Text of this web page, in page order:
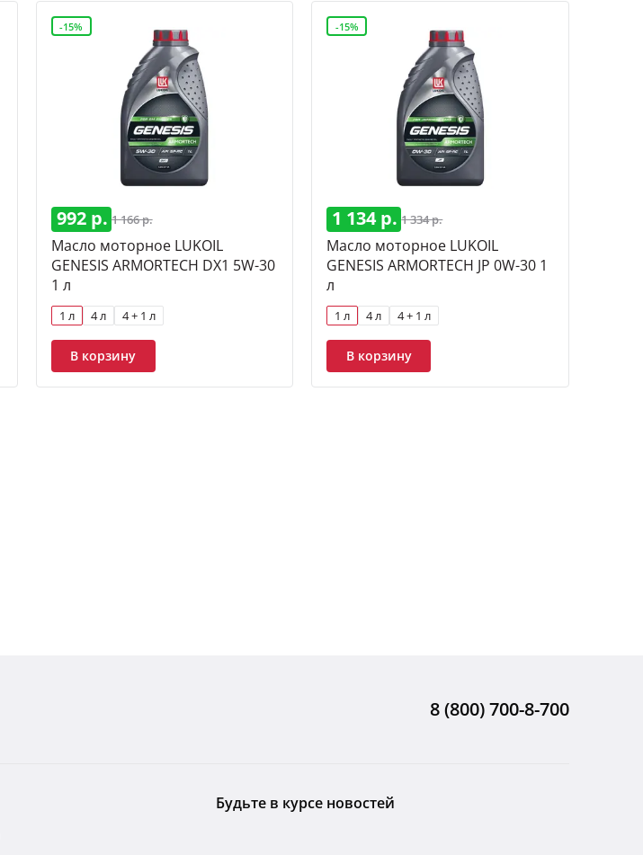
-15%
992 р. 1 166 р.
Масло моторное LUKOIL
GENESIS ARMORTECH DX1 5W-30
1 л
1 л 4 л 4 + 1 л
В корзину
-15%
1 134 р. 1 334 р.
Масло моторное LUKOIL
GENESIS ARMORTECH JP 0W-30 1
л
1 л 4 л 4 + 1 л
В корзину
8 (800) 700-8-700
Будьте в курсе новостей